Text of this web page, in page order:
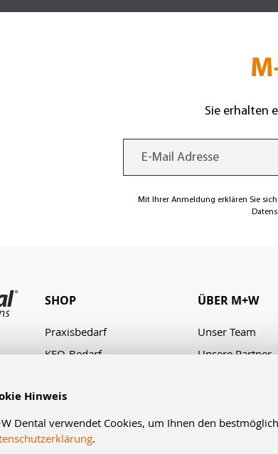
Hinweis
Dental verwendet Cookies, um Ihnen den
.
Sie erhalten
Mit Ihrer Anmeldung erklären Sie
SHOP
Praxisbedarf
KFO-Bedarf
Zahnbestellung
Angebote & Aktionen
ÜBER M+W
Unser Team
Unsere Partner
Kontakt &